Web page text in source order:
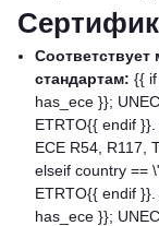
стандартам: {{
has_ece }};
ETRTO{{ endif
ECE R54, R117,
elseif country ==
ETRTO{{ endif
has_ece }};